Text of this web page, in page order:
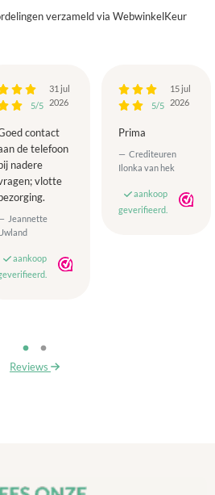
verzameld via WebwinkelKeur
5/5
31 jul
2026
contact
de telefoon
bij nadere
vlotte
bezorging.
Jeannette
aankoop
5/5
15 jul
2026
Prima
Crediteuren
Ilonka van hek
aankoop
geverifieerd.
Reviews